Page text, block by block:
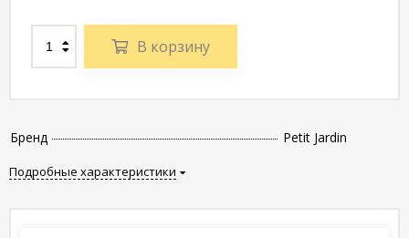
Бренд Petit Jardin
Подробные характеристики
В корзину